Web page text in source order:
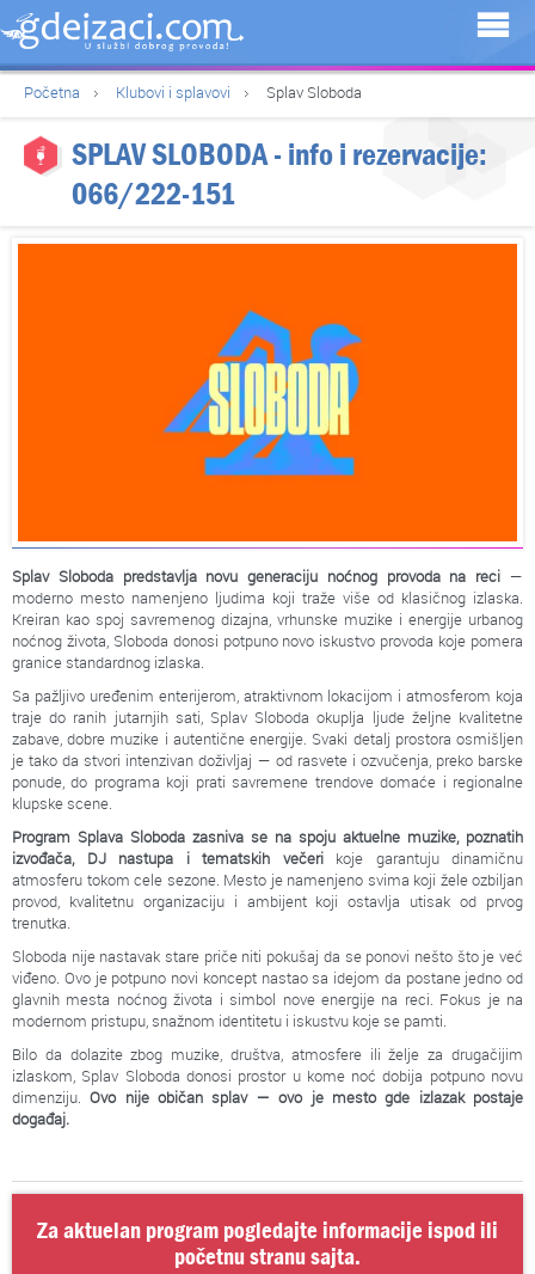
Početna Klubovi i splavovi Splav Sloboda
SPLAV SLOBODA- info i rezervacije:
066/222-151
Splav Sloboda predstavlja novu generaciju noćnog provoda na reci—
moderno mesto namenjeno ljudima koji traže više od klasičnog izlaska.
Kreiran kao spoj savremenog dizajna, vrhunske muzike i energije urbanog
noćnog života, Sloboda donosi potpuno novo iskustvo provoda koje pomera
granice standardnog izlaska.
Sa pažljivo uređenim enterijerom, atraktivnom lokacijom i atmosferom koja
traje do ranih jutarnjih sati, Splav Sloboda okuplja ljude željne kvalitetne
zabave, dobre muzike i autentične energije. Svaki detalj prostora osmišljen
je tako da stvori intenzivan doživljaj — od rasvete i ozvučenja, preko barske
ponude, do programa koji prati savremene trendove domaće i regionalne
klupske scene.
Program Splava Sloboda zasniva se na spoju aktuelne muzike, poznatih
izvođača, DJ nastupa i tematskih večerikoje garantuju dinamičnu
atmosferu tokom cele sezone. Mesto je namenjeno svima koji žele ozbiljan
provod, kvalitetnu organizaciju i ambijent koji ostavlja utisak od prvog
trenutka.
Sloboda nije nastavak stare priče niti pokušaj da se ponovi nešto što je već
viđeno. Ovo je potpuno novi koncept nastao sa idejom da postane jedno od
glavnih mesta noćnog života i simbol nove energije na reci. Fokus je na
modernom pristupu, snažnom identitetu i iskustvu koje se pamti.
Bilo da dolazite zbog muzike, društva, atmosfere ili želje za drugačijim
izlaskom, Splav Sloboda donosi prostor u kome noć dobija potpuno novu
dimenziju.Ovo nije običan splav — ovo je mesto gde izlazak postaje
događaj.
Za aktuelan program pogledajte informacije ispod ili
početnu stranu sajta.